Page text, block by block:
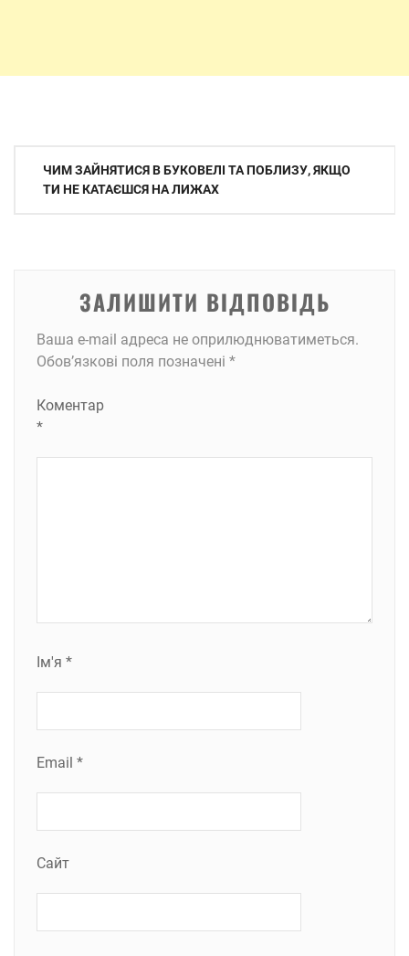
Навігація
записів
ЧИМ ЗАЙНЯТИСЯ В БУКОВЕЛІ ТА ПОБЛИЗУ, ЯКЩО
ТИ НЕ КАТАЄШСЯ НА ЛИЖАХ
ЗАЛИШИТИ ВІДПОВІДЬ
Ваша e-mail адреса не оприлюднюватиметься.
Обов’язкові поля позначені *
Коментар
*
Ім'я *
Email *
Сайт